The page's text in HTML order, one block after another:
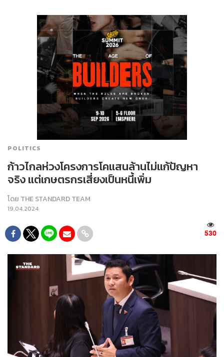
POLITICS
ก้าวไกลห่วงโครงการโคแสนล้านไม่แก้ปัญหา
จริง แต่เกษตรกรเสี่ยงเป็นหนี้เพิ่ม
โดย THE STANDARD TEAM
19.04.2024
530